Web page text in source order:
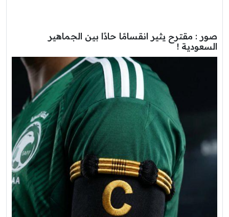
صور : مقترح يثير انقسامًا حادًا بين الجماهير
السعودية !